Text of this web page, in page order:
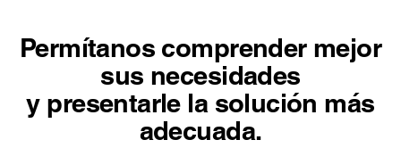
Permítanos comprender mejor
sus necesidades
y presentarle la solución más
adecuada.